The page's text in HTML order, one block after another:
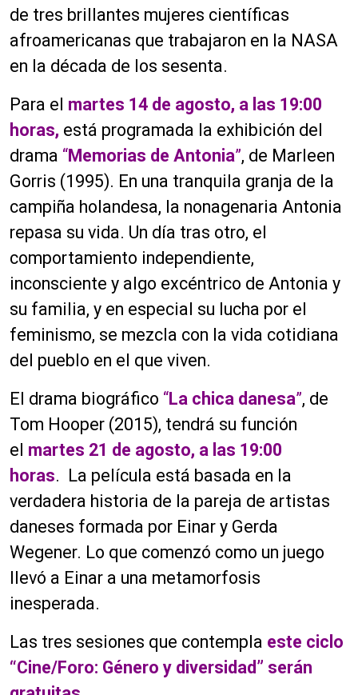
de tres brillantes mujeres científicas
afroamericanas que trabajaron en la NASA
en la década de los sesenta.
Para el martes 14 de agosto, a las 19:00
horas, está programada la exhibición del
drama “Memorias de Antonia”, de Marleen
Gorris (1995). En una tranquila granja de la
campiña holandesa, la nonagenaria Antonia
repasa su vida. Un día tras otro, el
comportamiento independiente,
inconsciente y algo excéntrico de Antonia y
su familia, y en especial su lucha por el
feminismo, se mezcla con la vida cotidiana
del pueblo en el que viven.
El drama biográfico “La chica danesa”, de
Tom Hooper (2015), tendrá su función
el martes 21 de agosto, a las 19:00
horas. La película está basada en la
verdadera historia de la pareja de artistas
daneses formada por Einar y Gerda
Wegener. Lo que comenzó como un juego
llevó a Einar a una metamorfosis
inesperada.
Las tres sesiones que contempla este ciclo
“Cine/Foro: Género y diversidad” serán